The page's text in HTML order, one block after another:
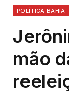
POLÍTICA BAHIA
mão